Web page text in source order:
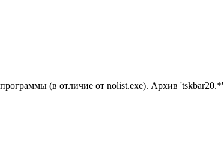
(в отличие от nolist.exe). Архив 'tskbar20.*'